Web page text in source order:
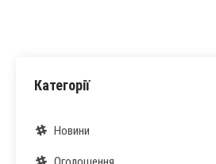
Категорії
Новини